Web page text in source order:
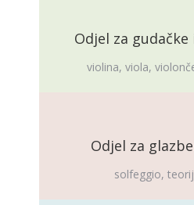
Odjel za
violina, viola,
Odjel za
solfeggio,